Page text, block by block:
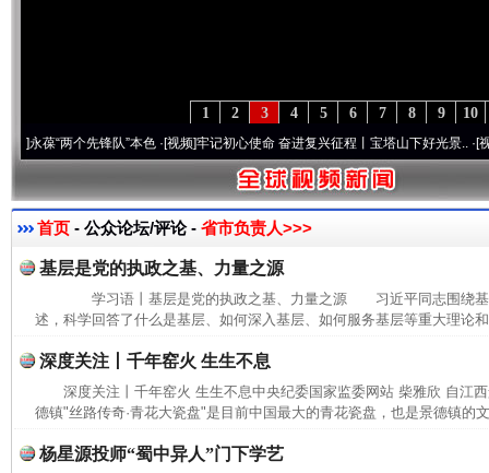
10
9
8
7
6
5
4
3
2
1
“两个先锋队”本色·[视频]牢记初心使命 奋进复兴征程丨宝塔山下好光景..·[视频]因
首页 - 公众论坛/评论 - 省市负责人>>>
基层是党的执政之基、力量之源
学习语丨基层是党的执政之基、力量之源 习近平同志围绕基
述，科学回答了什么是基层、如何深入基层、如何服务基层等重大理论
深度关注丨千年窑火 生生不息
深度关注丨千年窑火 生生不息中央纪委国家监委网站 柴雅欣 自
德镇"丝路传奇·青花大瓷盘"是目前中国最大的青花瓷盘，也是景德镇的
杨星源投师“蜀中异人”门下学艺